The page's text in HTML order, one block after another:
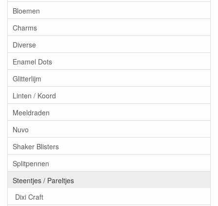
Bloemen
Charms
Diverse
Enamel Dots
Glitterlijm
Linten / Koord
Meeldraden
Nuvo
Shaker Blisters
Splitpennen
Steentjes / Pareltjes
Dixi Craft